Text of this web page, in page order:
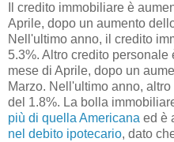
Il credito immobiliare è
Aprile, dopo un aumento
Nell'ultimo anno, il credito
5.3%. Altro credito personale
mese di Aprile, dopo un
Marzo. Nell'ultimo anno,
del 1.8%. La bolla
più di quella Americana ed è
nel debito ipotecario, dato